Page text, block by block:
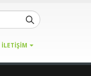
İLETIŞIM